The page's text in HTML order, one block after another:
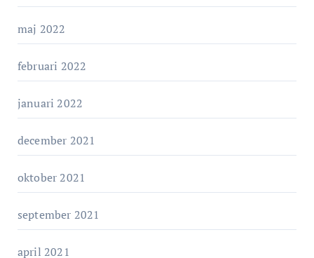
maj 2022
februari 2022
januari 2022
december 2021
oktober 2021
september 2021
april 2021